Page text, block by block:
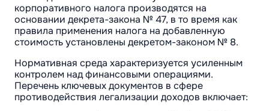
корпоративного налога производятся на
основании декрета-закона № 47, в то время как
правила применения налога на добавленную
стоимость установлены декретом-законом № 8.
Нормативная среда характеризуется усиленным
контролем над финансовыми операциями.
Перечень ключевых документов в сфере
противодействия легализации доходов включает: